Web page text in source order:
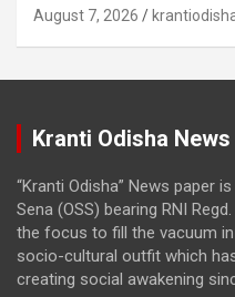
August 7, 2026
Kranti Odisha News
“Kranti Odisha” News paper
Sena (OSS) bearing RNI
the focus to fill the vacuum
socio-cultural outfit which
creating social awakening